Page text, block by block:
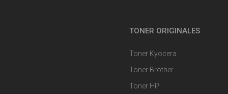
TONER ORIGINALES
Toner Kyocera
Toner Brother
Toner HP